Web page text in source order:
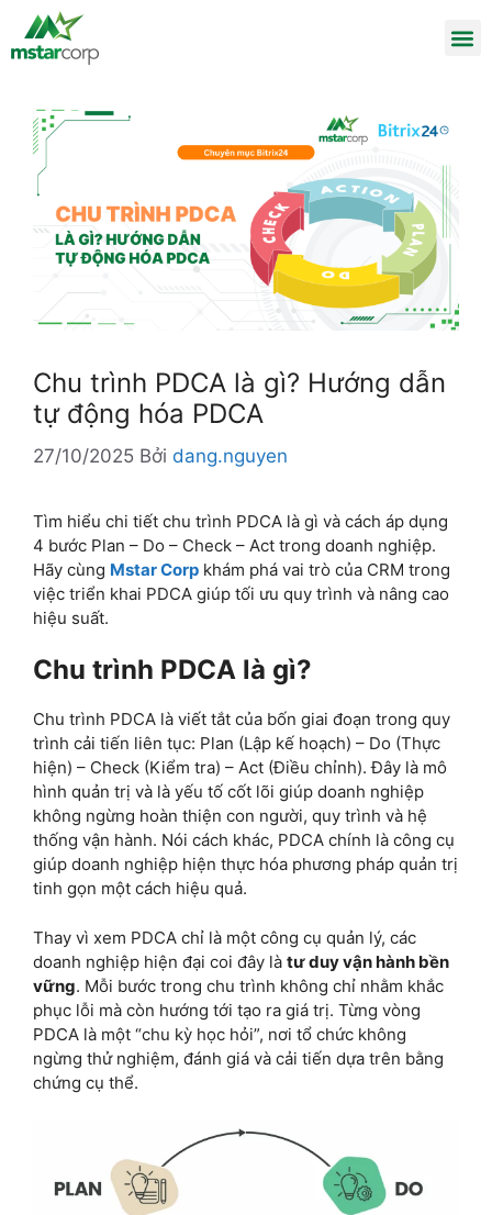
Chu trình PDCA là gì? Hướng dẫn
tự động hóa PDCA
27/10/2025 Bởi dang.nguyen
Tìm hiểu chi tiết chu trình PDCA là gì và cách áp dụng
4 bước Plan – Do – Check – Act trong doanh nghiệp.
Hãy cùng Mstar Corp khám phá vai trò của CRM trong
việc triển khai PDCA giúp tối ưu quy trình và nâng cao
hiệu suất.
Chu trình PDCA là gì?
Chu trình PDCA là viết tắt của bốn giai đoạn trong quy
trình cải tiến liên tục: Plan (Lập kế hoạch) – Do (Thực
hiện) – Check (Kiểm tra) – Act (Điều chỉnh). Đây là mô
hình quản trị và là yếu tố cốt lõi giúp doanh nghiệp
không ngừng hoàn thiện con người, quy trình và hệ
thống vận hành. Nói cách khác, PDCA chính là công cụ
giúp doanh nghiệp hiện thực hóa phương pháp quản trị
tinh gọn một cách hiệu quả.
Thay vì xem PDCA chỉ là một công cụ quản lý, các
doanh nghiệp hiện đại coi đây là tư duy vận hành bền
vững. Mỗi bước trong chu trình không chỉ nhằm khắc
phục lỗi mà còn hướng tới tạo ra giá trị. Từng vòng
PDCA là một “chu kỳ học hỏi”, nơi tổ chức không
ngừng thử nghiệm, đánh giá và cải tiến dựa trên bằng
chứng cụ thể.